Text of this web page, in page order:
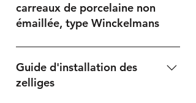
carreaux de porcelaine non
émaillée, type Winckelmans
Phase 1 – Contrôle avant la poseUne
pose correcte des carreaux en grès
cérame non émaillés commence
Guide d'installation des
zelliges